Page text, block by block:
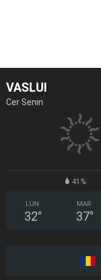
VASLUI
Cer Senin
41%
LUN
32°
MAR
37°